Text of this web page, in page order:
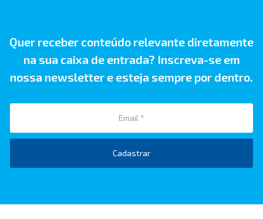
Quer receber conteúdo relevante diretamente
na sua caixa de entrada? Inscreva-se em
nossa newsletter e esteja sempre por dentro.
Cadastrar